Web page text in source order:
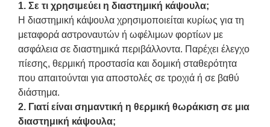
1. Σε τι χρησιμεύει η διαστημική κάψουλα;
Η διαστημική κάψουλα χρησιμοποιείται κυρίως για τη
μεταφορά αστροναυτών ή ωφέλιμων φορτίων με
ασφάλεια σε διαστημικά περιβάλλοντα. Παρέχει έλεγχο
πίεσης, θερμική προστασία και δομική σταθερότητα
που απαιτούνται για αποστολές σε τροχιά ή σε βαθύ
διάστημα.
2. Γιατί είναι σημαντική η θερμική θωράκιση σε μια
διαστημική κάψουλα;